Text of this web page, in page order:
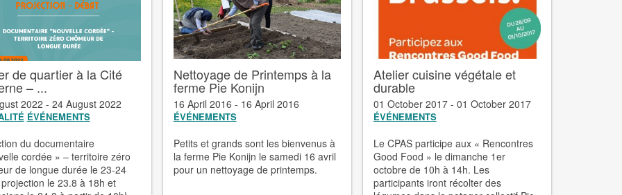
de quartier à la Cité
– ...
2022 - 24 August 2022
ÉVÉNEMENTS
du documentaire
cordée » – territoire zéro
de longue durée le 23-24
le 23.8 à 18h et
Nettoyage de Printemps à la
ferme Pie Konijn
16 April 2016 - 16 April 2016
ÉVÉNEMENTS
Petits et grands sont les bienvenus à
la ferme Pie Konijn le samedi 16 avril
pour un nettoyage de printemps.
Atelier cuisine végétale et
durable
01 October 2017 - 01 October 2017
ÉVÉNEMENTS
Le CPAS participe aux « Rencontres
Good Food » le dimanche 1er
octobre de 10h à 14h. Les
participants iront récolter des